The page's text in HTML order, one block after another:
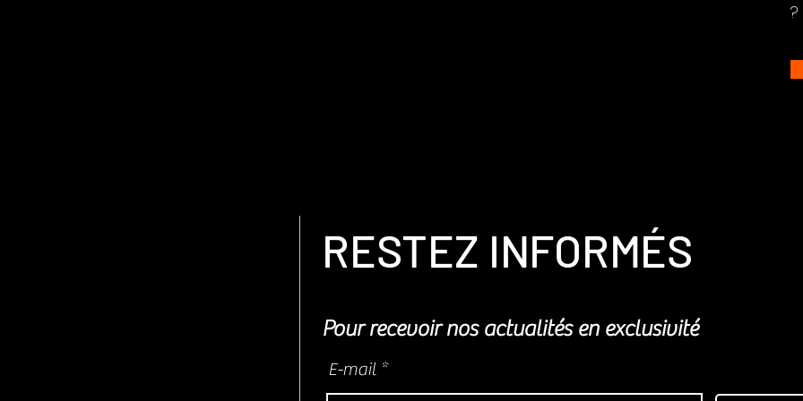
?
RESTEZ INFORMÉS
Pour recevoir nos actualités en exclusivité
E-mail